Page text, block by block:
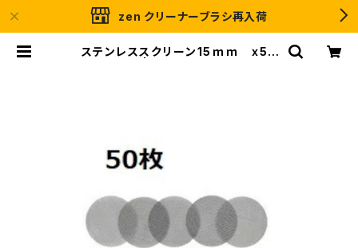
zen クリーナーブラシ再入荷
ステンレススクリーン15ｍｍ ⅹ50